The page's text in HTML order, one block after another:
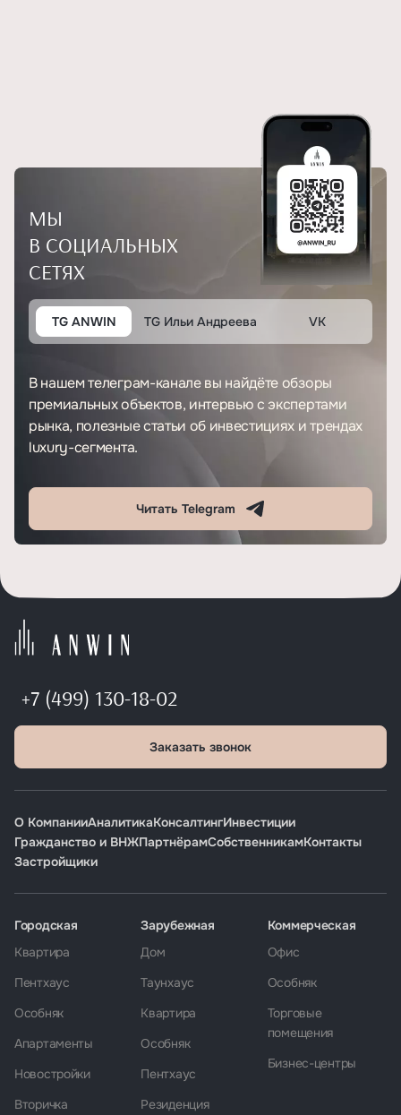
МЫ
В СОЦИАЛЬНЫХ
СЕТЯХ
TG ANWIN TG Ильи Андреева VK
В нашем телеграм-канале вы найдёте обзоры
премиальных объектов, интервью с экспертами
рынка, полезные статьи об инвестициях и трендах
luxury-сегмента.
Читать Telegram
+7 (499) 130-18-02
Заказать звонок
О КомпанииАналитикаКонсалтингИнвестиции
Гражданство и ВНЖПартнёрамСобственникамКонтакты
Застройщики
Городская
Квартира
Пентхаус
Особняк
Апартаменты
Новостройки
Вторичка
Зарубежная
Дом
Таунхаус
Квартира
Особняк
Пентхаус
Резиденция
Коммерческая
Офис
Особняк
Торговые
помещения
Бизнес-центры